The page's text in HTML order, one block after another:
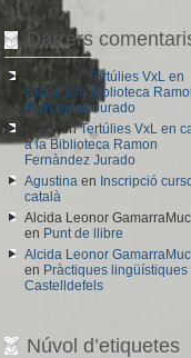
Darrers
lsubira en Tertúlies VxL en
català a la Biblioteca
Fernàndez Jurado
StacyenTertúlies VxL en
a la Biblioteca Ramon
Fernàndez Jurado
Agustinaen Inscripció
català
Alcida Leonor
en Punt de llibre
Alcida Leonor
en Pràctiques lingüístiques
Castelldefels
Núvol d’etiquetes